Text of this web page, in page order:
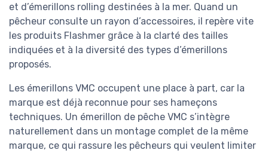
et d’émerillons rolling destinées à la mer. Quand un
pêcheur consulte un rayon d’accessoires, il repère vite
les produits Flashmer grâce à la clarté des tailles
indiquées et à la diversité des types d’émerillons
proposés.
Les émerillons VMC occupent une place à part, car la
marque est déjà reconnue pour ses hameçons
techniques. Un émerillon de pêche VMC s’intègre
naturellement dans un montage complet de la même
marque, ce qui rassure les pêcheurs qui veulent limiter